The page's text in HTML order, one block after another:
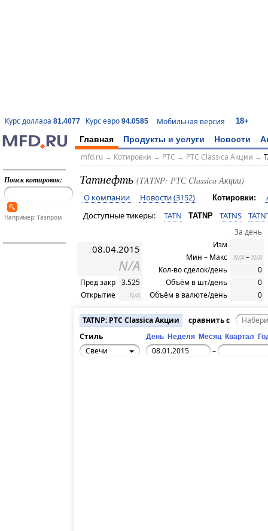
Курс доллара 81.4077 Курс евро 94.0585 Мобильная версия 18+
Главная Продукты и услуги Новости
Поиск котировок:
Например: Газпром
mfd.ru→ Котировки → РТС → РТС Classica Акции →
Татнефть (TATNP: РТС Classica Акции)
О компании Новости (3152) Котировки:
Доступные тикеры:
TATN TATNP TATNS
08.04.2015
N/A
Пред закр 3.525
Открытие
N/A
За день
Изм
Мин – Макс
N/A – N/A
Кол-во сделок/день
0
Объём в шт/день
0
Объём в валюте/день
0
TATNP: РТС Classica Акции
сравнить с
Стиль
День Неделя Месяц Квартал
Свечи –